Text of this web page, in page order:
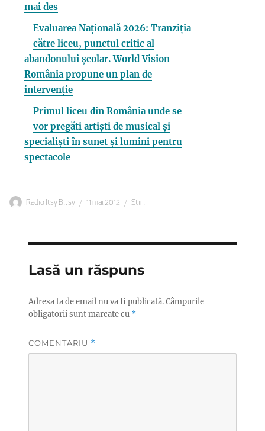
mai des
Evaluarea Națională 2026: Tranziția
către liceu, punctul critic al
abandonului școlar. World Vision
România propune un plan de
intervenție
Primul liceu din România unde se
vor pregăti artiști de musical și
specialiști în sunet și lumini pentru
spectacole
Autor
Radio Itsy Bitsy
Publicat
11 mai 2012 Categorii
Stiri
Lasă un răspuns
Adresa ta de email nu va fi publicată.Câmpurile
obligatorii sunt marcate cu *
COMENTARIU *